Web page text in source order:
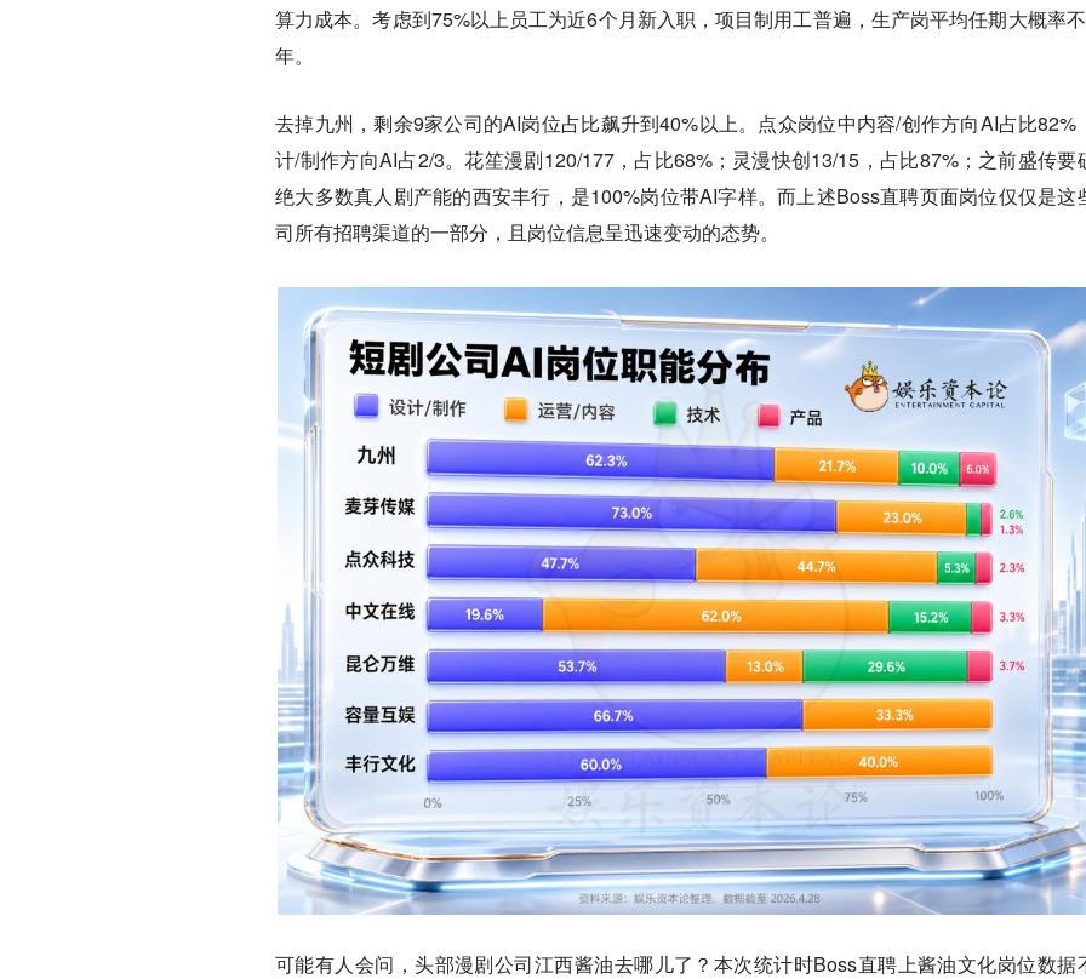
算力成本。考虑到75%以上员工为近6个月新入职，项目制用工普遍，生产岗平均任期大概率
年。
去掉九州，剩余9家公司的AI岗位占比飙升到40%以上。点众岗位中内容/创作方向AI占比82%
计/制作方向AI占2/3。花笙漫剧120/177，占比68%；灵漫快创13/15，占比87%；之前盛传要
绝大多数真人剧产能的西安丰行，是100%岗位带AI字样。而上述Boss直聘页面岗位仅仅是这
司所有招聘渠道的一部分，且岗位信息呈迅速变动的态势。
可能有人会问，头部漫剧公司江西酱油去哪儿了？本次统计时Boss直聘上酱油文化岗位数据